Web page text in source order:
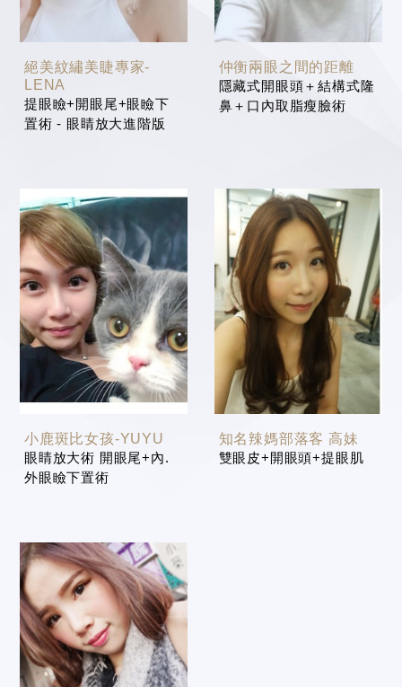
絕美紋繡美睫專家-
LENA
提眼瞼+開眼尾+眼瞼下
置術 - 眼睛放大進階版
仲衡兩眼之間的距離
隱藏式開眼頭＋結構式隆
鼻＋口內取脂瘦臉術
小鹿斑比女孩-YUYU
眼睛放大術 開眼尾+內.
外眼瞼下置術
知名辣媽部落客 高妹
雙眼皮+開眼頭+提眼肌